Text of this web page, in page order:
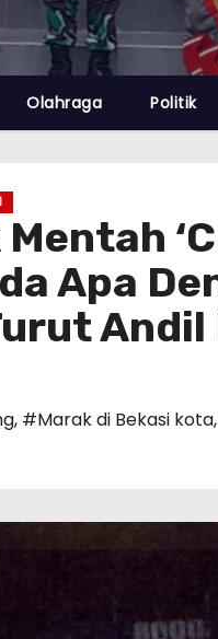
Olahraga Politik
Apa
Andil
, #Marak di Bekasi kota,